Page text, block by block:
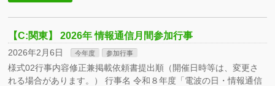
【C:関東】 2026年 情報通信月間参加行事
2026年2月6日 今年度 参加行事
様式02行事内容修正兼掲載依頼書提出順（開催日時等は、変更さ
れる場合があります。） 行事名 令和８年度「電波の日・情報通信